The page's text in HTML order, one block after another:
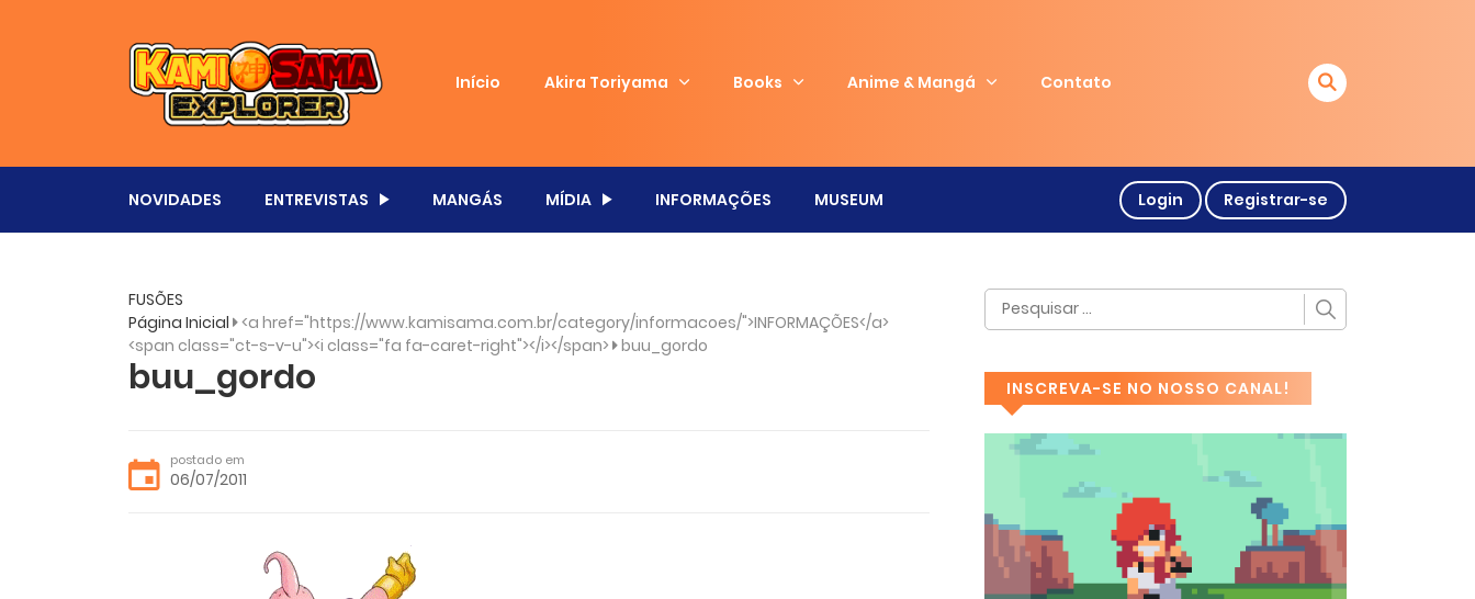
Início Akira Toriyama Books Anime & Mangá Contato
NOVIDADES ENTREVISTAS MANGÁS MÍDIA INFORMAÇÕES MUSEUM Login Registrar-se
FUSÕES
Página Inicial <a href="https://www.kamisama.com.br/category/informacoes/">INFORMAÇÕES</a>
<span class="ct-s-v-u"><i class="fa fa-caret-right"></i></span> buu_gordo
buu_gordo
postado em
06/07/2011
INSCREVA-SE NO NOSSO CANAL!